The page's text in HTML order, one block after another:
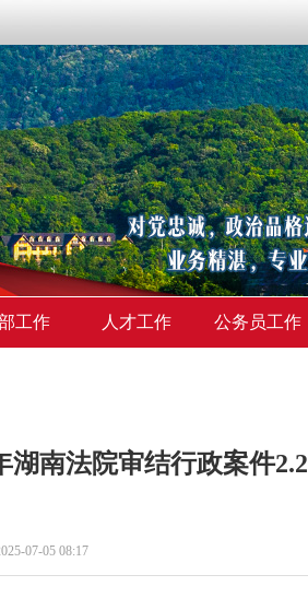
工作 人才工作 公务员工作
湖南法院审结行政案件2.2
07-05 08:17